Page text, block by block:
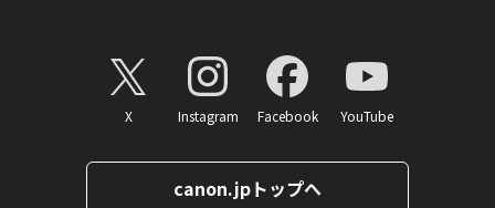
X Instagram Facebook YouTube
canon.jpトップへ